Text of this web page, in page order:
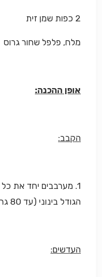
2 כפות שמן זית
מלח, פלפל שחור גרוס
אופן ההכנה:
הקבב:
1. מערבבים יחד את כל
הגודל בינוני (עד 80 גרם ליחידה).
העדשים: